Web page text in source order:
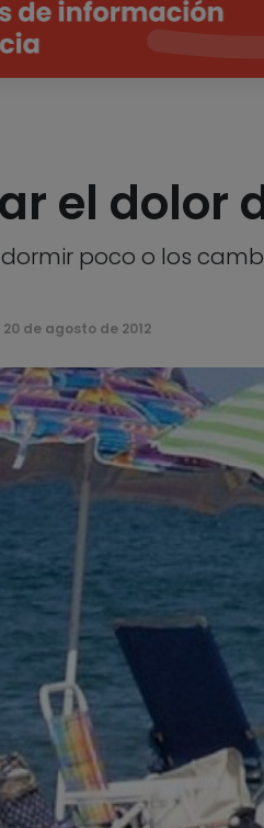
el dolor
dormir poco o los
20 de agosto de 2012